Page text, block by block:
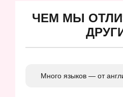
ЧЕМ МЫ
Много языков — от